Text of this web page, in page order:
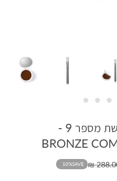
ברונזר קרמי + מברשת מספר 9 -
BRONZE
288.00
SAVE
10%